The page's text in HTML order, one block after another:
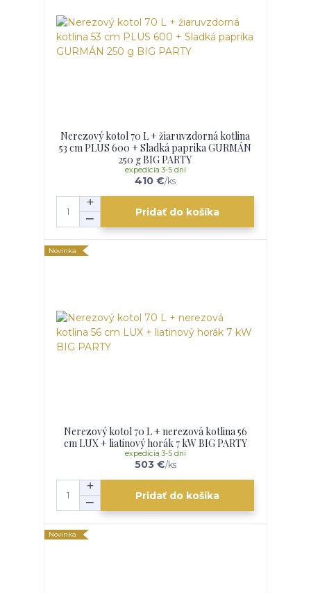
Nerezový kotol 70 L + žiaruvzdorná kotlina
53 cm PLUS 600 + Sladká paprika GURMÁN
250 g BIG PARTY
410 €/ks
expedícia 3-5 dní
Pridať do košíka
Novinka
Nerezový kotol 70 L + nerezová kotlina 56
cm LUX + liatinový horák 7 kW BIG PARTY
503 €/ks
expedícia 3-5 dní
Pridať do košíka
Novinka